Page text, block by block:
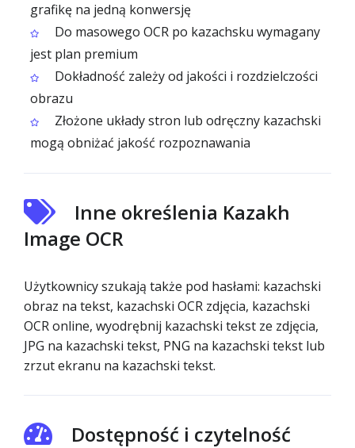
grafikę na jedną konwersję
Do masowego OCR po kazachsku wymagany
jest plan premium
Dokładność zależy od jakości i rozdzielczości
obrazu
Złożone układy stron lub odręczny kazachski
mogą obniżać jakość rozpoznawania
Inne określenia Kazakh
Image OCR
Użytkownicy szukają także pod hasłami: kazachski
obraz na tekst, kazachski OCR zdjęcia, kazachski
OCR online, wyodrębnij kazachski tekst ze zdjęcia,
JPG na kazachski tekst, PNG na kazachski tekst lub
zrzut ekranu na kazachski tekst.
Dostępność i czytelność